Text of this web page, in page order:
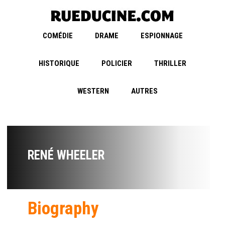
COMÉDIE DRAME ESPIONNAGE
HISTORIQUE POLICIER THRILLER
WESTERN AUTRES
RENÉ WHEELER
Biography